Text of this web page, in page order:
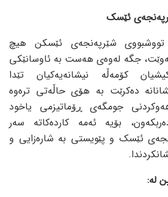
ئێسک
تووشبووی شێرپەنجەی ئێسکن هیچ
جگە لەوەی هەست بە ئاوسانێکی
کۆمەڵە نیشانەیەکیان تێدا
دەکرێت بە هۆی حاڵەتی ترەوە
جومگەی ڕۆماتیزمی یاخود
بۆیە ئەمە کاردەکاتە سەر
ئێسک و پێویستی بە شارەزایی و
لە: